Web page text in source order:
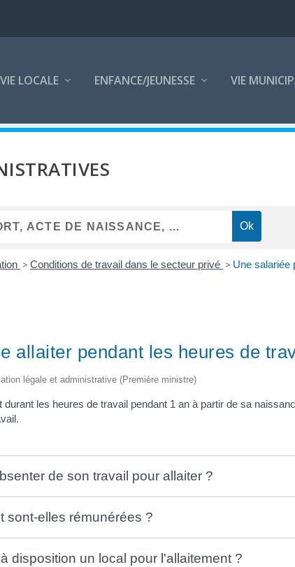
LOCALE ENFANCE/JEUNESSE VIE
> Conditions de travail dans le secteur privé > Une salariée
allaiter pendant les heures de
légale et administrative (Première ministre)
durant les heures de travail pendant 1 an à partir de sa
de son travail pour allaiter ?
sont-elles rémunérées ?
disposition un local pour l'allaitement ?